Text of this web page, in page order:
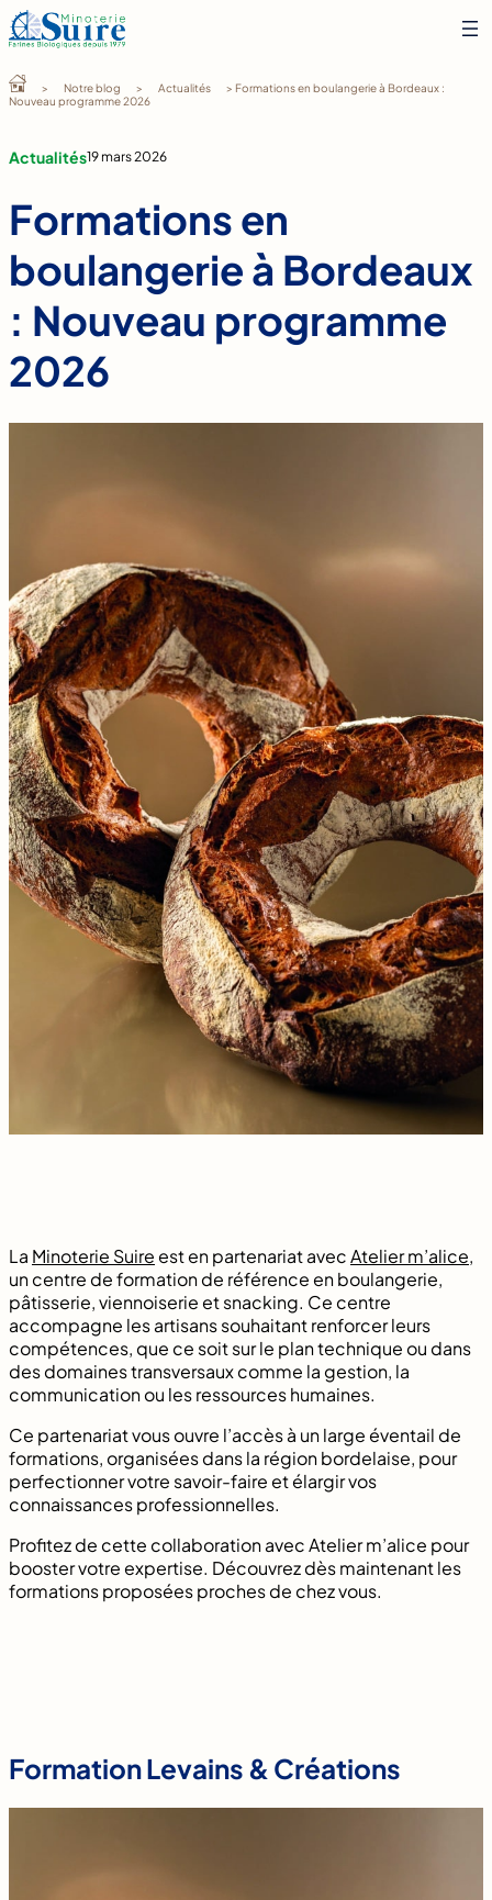
Aller
au
> Notre blog > Actualités
> Formations en boulangerie à Bordeaux :
Nouveau programme 2026
Actualités19 mars 2026
Formations en
boulangerie à Bordeaux
: Nouveau programme
2026
La Minoterie Suireest en partenariat avecAtelier m’alice,
un centre de formation de référence en boulangerie,
pâtisserie, viennoiserie et snacking. Ce centre
accompagne les artisans souhaitant renforcer leurs
compétences, que ce soit sur le plan technique ou dans
des domaines transversaux comme la gestion, la
communication ou les ressources humaines.
Ce partenariat vous ouvre l’accès à un large éventail de
formations, organisées dans la région bordelaise, pour
perfectionner votre savoir-faire et élargir vos
connaissances professionnelles.
Profitez de cette collaboration avec Atelier m’alice pour
booster votre expertise. Découvrez dès maintenant les
formations proposées proches de chez vous.
Formation Levains & Créations